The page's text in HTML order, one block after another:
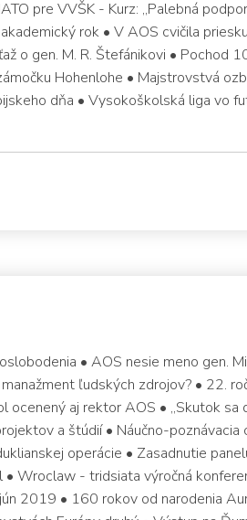
pre VVŠK - Kurz: „Palebná
rok • V AOS cvičila
o gen. M. R. Štefánikovi • Pochod
Hohenlohe • Majstrovstvá
dňa • Vysokoškolská liga vo
• AOS nesie meno gen.
ľudských zdrojov? • 22.
ocenený aj rektor AOS • „Skutok sa
a štúdií • Náučno-poznávacia
operácie • Zasadnutie
• Wroclaw - tridsiata výročná
2019 • 160 rokov od narodenia